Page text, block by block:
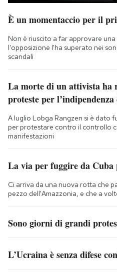
È un momentaccio per il
Non è riuscito a far approvare
l'opposizione l'ha superato nei
scandali
La morte di un attivista ha
proteste per
A luglio Lobga Rangzen si è dato
per protestare contro il controllo
manifestazioni
La via per fuggire da
Ci arriva da una nuova rotta che
pezzo dell'Amazzonia, e che a
Sono giorni di grandi
L’Ucraina è senza difese